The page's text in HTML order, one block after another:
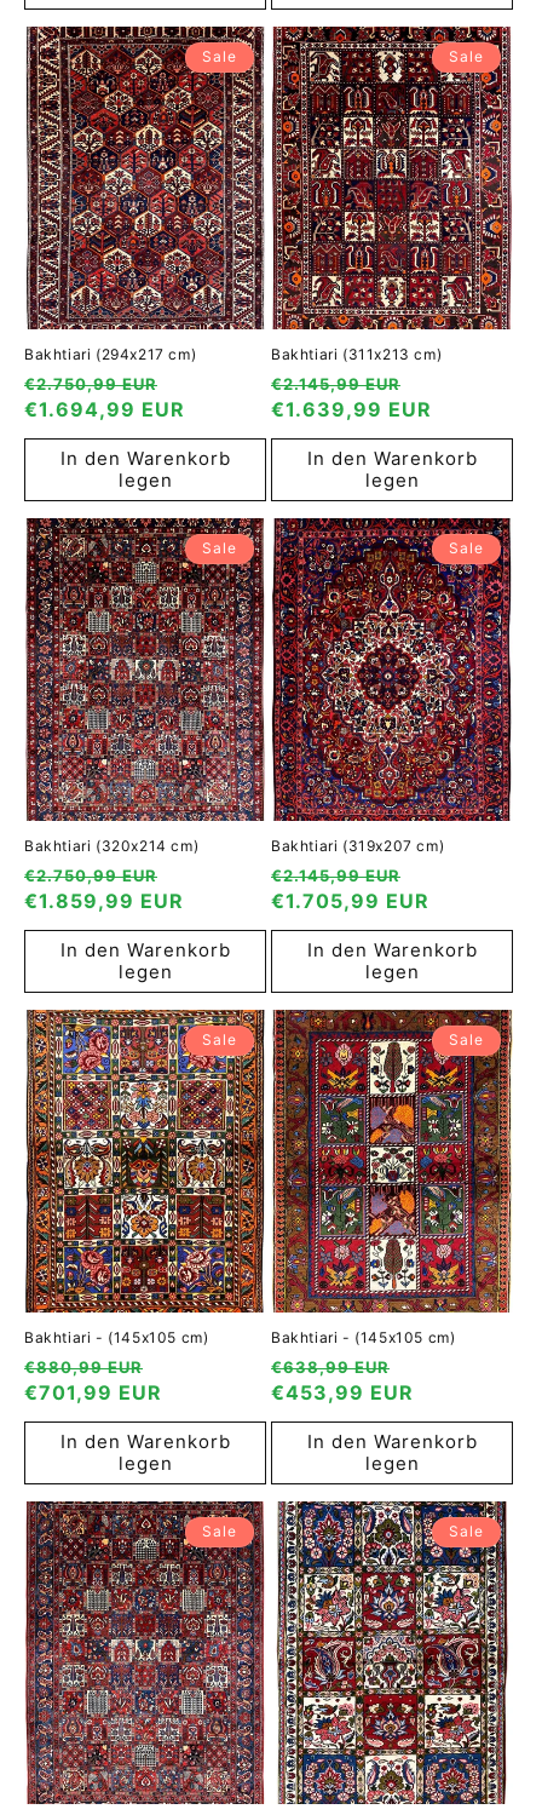
Sale
Bakhtiari (294x217 cm)
Normaler
Preis
€2.750,99 EUR
Verkaufspreis
€1.694,99 EUR
In den Warenkorb
legen
Sale
Bakhtiari (311x213 cm)
Normaler
Preis
€2.145,99 EUR
€1.639,99 EUR
In den Warenkorb
legen
Sale
Bakhtiari (320x214 cm)
Normaler
Preis
€2.750,99 EUR
Verkaufspreis
€1.859,99 EUR
In den Warenkorb
legen
Sale
Bakhtiari (319x207 cm)
Normaler
Preis
€2.145,99 EUR
€1.705,99 EUR
In den Warenkorb
legen
Sale
Bakhtiari - (145x105 cm)
Normaler
Preis
€880,99 EUR
Verkaufspreis
€701,99 EUR
In den Warenkorb
legen
Sale
Bakhtiari - (145x105 cm)
Normaler
Preis
€638,99 EUR
€453,99 EUR
In den Warenkorb
legen
Sale Sale